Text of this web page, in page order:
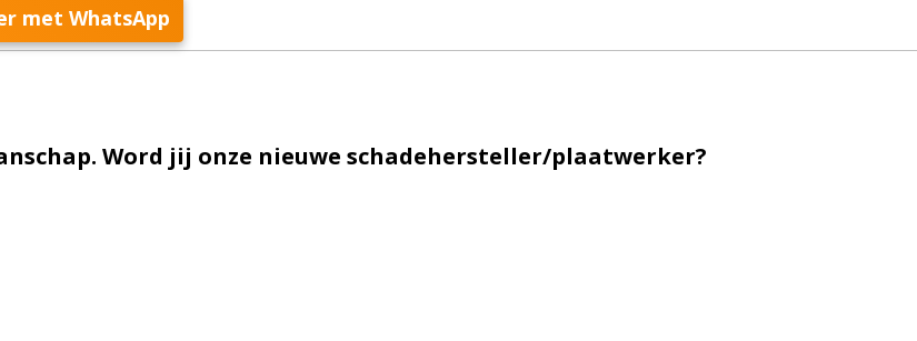
met WhatsApp
Word jij onze nieuwe schadehersteller/plaatwerker?